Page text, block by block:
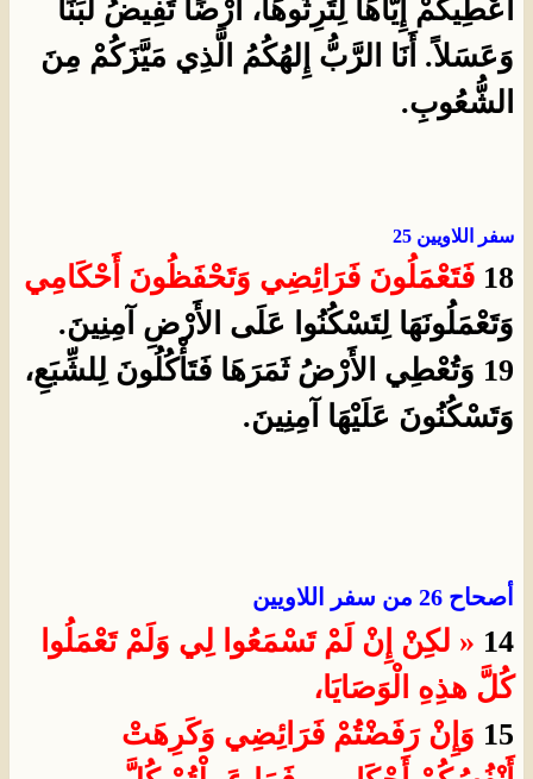
أُعْطِيكُمْ إِيَّاهَا لِتَرِثُوهَا، أَرْضًا تَفِيضُ لَبَنًا
وَعَسَلاً. أَنَا الرَّبُّ إِلهُكُمُ الَّذِي مَيَّزَكُمْ مِنَ
الشُّعُوبِ.
سفر اللاويين 25
18 فَتَعْمَلُونَ فَرَائِضِي وَتَحْفَظُونَ أَحْكَامِي
وَتَعْمَلُونَهَا لِتَسْكُنُوا عَلَى الأَرْضِ آمِنِينَ.
19 وَتُعْطِي الأَرْضُ ثَمَرَهَا فَتَأْكُلُونَ لِلشِّبَعِ،
وَتَسْكُنُونَ عَلَيْهَا آمِنِينَ.
أصحاح 26 من سفر اللاويين
14 « لكِنْ إِنْ لَمْ تَسْمَعُوا لِي وَلَمْ تَعْمَلُوا
كُلَّ هذِهِ الْوَصَايَا،
15 وَإِنْ رَفَضْتُمْ فَرَائِضِي وَكَرِهَتْ